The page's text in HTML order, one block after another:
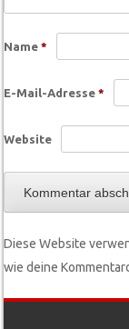
Name*
E-Mail-Adresse*
Website
Diese Website
wie deine